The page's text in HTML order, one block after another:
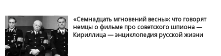
«Семнадцать мгновений весны»: что говорят
немцы о фильме про советского шпиона —
Кириллица — энциклопедия русской жизни